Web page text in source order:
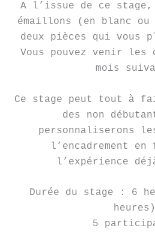
A l’issue de ce
émaillons (en blanc
deux pièces qui vous
Vous pouvez venir les
mois
Ce stage peut tout à
des non
personnaliserons
l’encadrement
l’expérience
Durée du stage : 6
heures)
5